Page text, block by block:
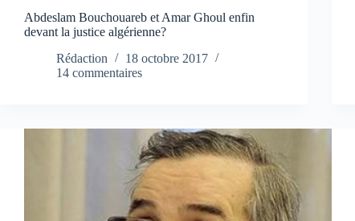
Abdeslam Bouchouareb et Amar Ghoul enfin
devant la justice algérienne?
Rédaction
18 octobre 2017
14 commentaires